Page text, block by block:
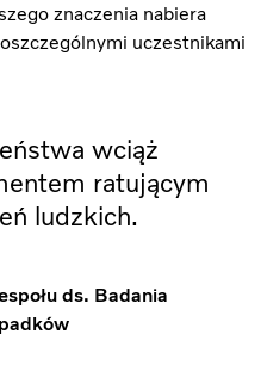
znaczenia nabiera
uczestnikami
wciąż
ratującym
ludzkich.
ds. Badania